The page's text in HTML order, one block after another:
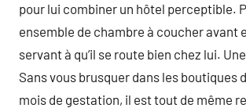
pour lui combiner un hôtel perceptible.
ensemble de chambre à coucher avant
servant à qu’il se route bien chez lui.
Sans vous brusquer dans les boutiques
mois de gestation, il est tout de même